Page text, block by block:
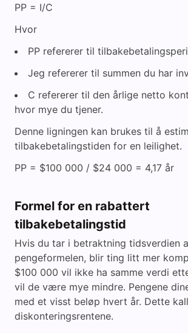
PP = I/C
Hvor
PP refererer til
Jeg refererer til summen du har
C refererer til den årlige netto
hvor mye du tjener.
Denne ligningen kan brukes til å
tilbakebetalingstiden for en leilighet.
PP = $100 000 / $24 000 = 4,17 år
Formel for en rabattert
tilbakebetalingstid
Hvis du tar i betraktning tidsverdien
pengeformelen, blir ting litt mer
$100 000 vil ikke ha samme verdi
vil de være mye mindre. Pengene
med et visst beløp hvert år. Dette
diskonteringsrentene.